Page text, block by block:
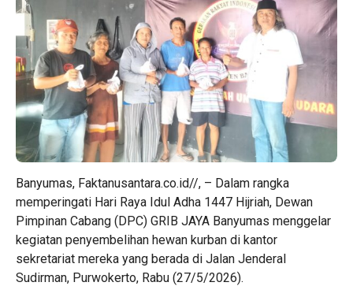
Banyumas, Faktanusantara.co.id//, – Dalam rangka
memperingati Hari Raya Idul Adha 1447 Hijriah, Dewan
Pimpinan Cabang (DPC) GRIB JAYA Banyumas menggelar
kegiatan penyembelihan hewan kurban di kantor
sekretariat mereka yang berada di Jalan Jenderal
Sudirman, Purwokerto, Rabu (27/5/2026).